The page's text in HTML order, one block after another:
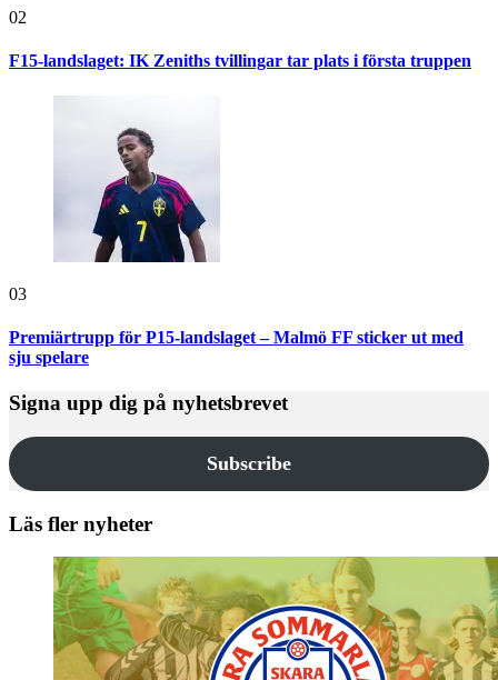
02
F15-landslaget: IK Zeniths tvillingar tar plats i första truppen
03
Premiärtrupp för P15-landslaget – Malmö FF sticker ut med
sju spelare
Signa upp dig på nyhetsbrevet
Subscribe
Läs fler nyheter